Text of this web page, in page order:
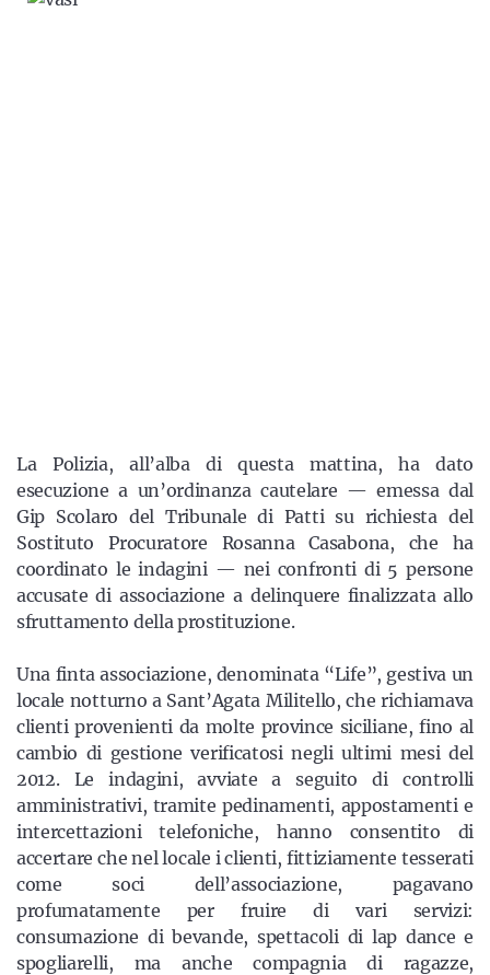
La Polizia, all’alba di questa mattina, ha dato
esecuzione a un’ordinanza cautelare — emessa dal
Gip Scolaro del Tribunale di Patti su richiesta del
Sostituto Procuratore Rosanna Casabona, che ha
coordinato le indagini — nei confronti di 5 persone
accusate di associazione a delinquere finalizzata allo
sfruttamento della prostituzione.
Una finta associazione, denominata “Life”, gestiva un
locale notturno a Sant’Agata Militello, che richiamava
clienti provenienti da molte province siciliane, fino al
cambio di gestione verificatosi negli ultimi mesi del
2012. Le indagini, avviate a seguito di controlli
amministrativi, tramite pedinamenti, appostamenti e
intercettazioni telefoniche, hanno consentito di
accertare che nel locale i clienti, fittiziamente tesserati
come soci dell’associazione, pagavano
profumatamente per fruire di vari servizi:
consumazione di bevande, spettacoli di lap dance e
spogliarelli, ma anche compagnia di ragazze,